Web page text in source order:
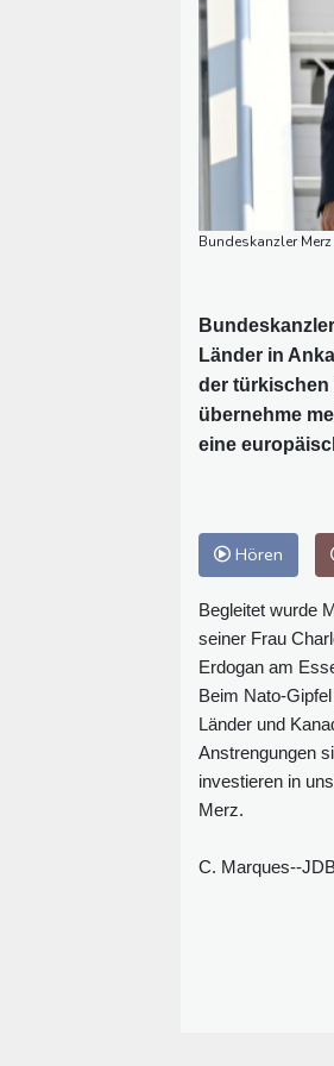
Bundeskanzler
Länder in
der türkischen
übernehme
eine
Hören
Begleitet wurde
seiner Frau
Erdogan am
Beim Nato-
Länder und
Anstrengungen
investieren in
Merz.
C. Marques--